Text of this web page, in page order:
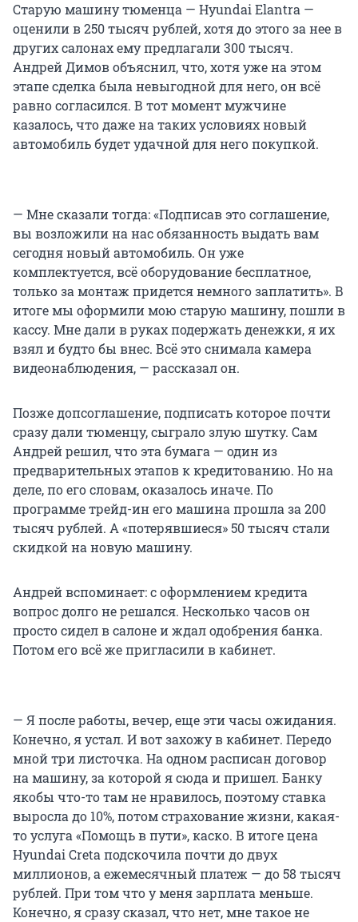
Старую машину тюменца — Hyundai Elantra —
оценили в 250 тысяч рублей, хотя до этого за нее в
других салонах ему предлагали 300 тысяч.
Андрей Димов объяснил, что, хотя уже на этом
этапе сделка была невыгодной для него, он всё
равно согласился. В тот момент мужчине
казалось, что даже на таких условиях новый
автомобиль будет удачной для него покупкой.
— Мне сказали тогда: «Подписав это соглашение,
вы возложили на нас обязанность выдать вам
сегодня новый автомобиль. Он уже
комплектуется, всё оборудование бесплатное,
только за монтаж придется немного заплатить». В
итоге мы оформили мою старую машину, пошли в
кассу. Мне дали в руках подержать денежки, я их
взял и будто бы внес. Всё это снимала камера
видеонаблюдения, — рассказал он.
Позже допсоглашение, подписать которое почти
сразу дали тюменцу, сыграло злую шутку. Сам
Андрей решил, что эта бумага — один из
предварительных этапов к кредитованию. Но на
деле, по его словам, оказалось иначе. По
программе трейд-ин его машина прошла за 200
тысяч рублей. А «потерявшиеся» 50 тысяч стали
скидкой на новую машину.
Андрей вспоминает: с оформлением кредита
вопрос долго не решался. Несколько часов он
просто сидел в салоне и ждал одобрения банка.
Потом его всё же пригласили в кабинет.
— Я после работы, вечер, еще эти часы ожидания.
Конечно, я устал. И вот захожу в кабинет. Передо
мной три листочка. На одном расписан договор
на машину, за которой я сюда и пришел. Банку
якобы что-то там не нравилось, поэтому ставка
выросла до 10%, потом страхование жизни, какая-
то услуга «Помощь в пути», каско. В итоге цена
Hyundai Creta подскочила почти до двух
миллионов, а ежемесячный платеж — до 58 тысяч
рублей. При том что у меня зарплата меньше.
Конечно, я сразу сказал, что нет, мне такое не